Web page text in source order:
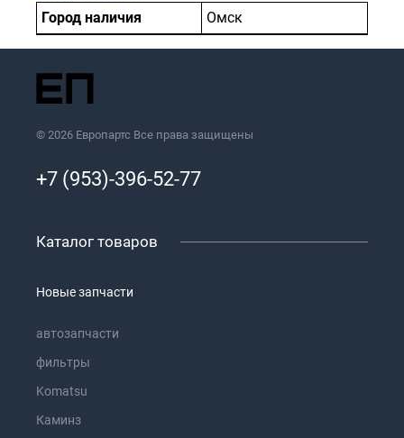
Город наличия
Омск
© 2026 Европартс Все права защищены
+7 (953)-396-52-77
Каталог товаров
Новые запчасти
автозапчасти
фильтры
Komatsu
Каминз